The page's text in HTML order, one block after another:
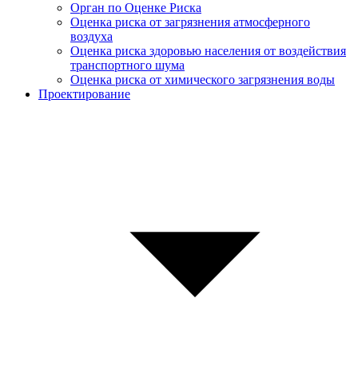
Орган по Оценке Риска
Оценка риска от загрязнения атмосферного
воздуха
Оценка риска здоровью населения от воздействия
транспортного шума
Оценка риска от химического загрязнения воды
Проектирование